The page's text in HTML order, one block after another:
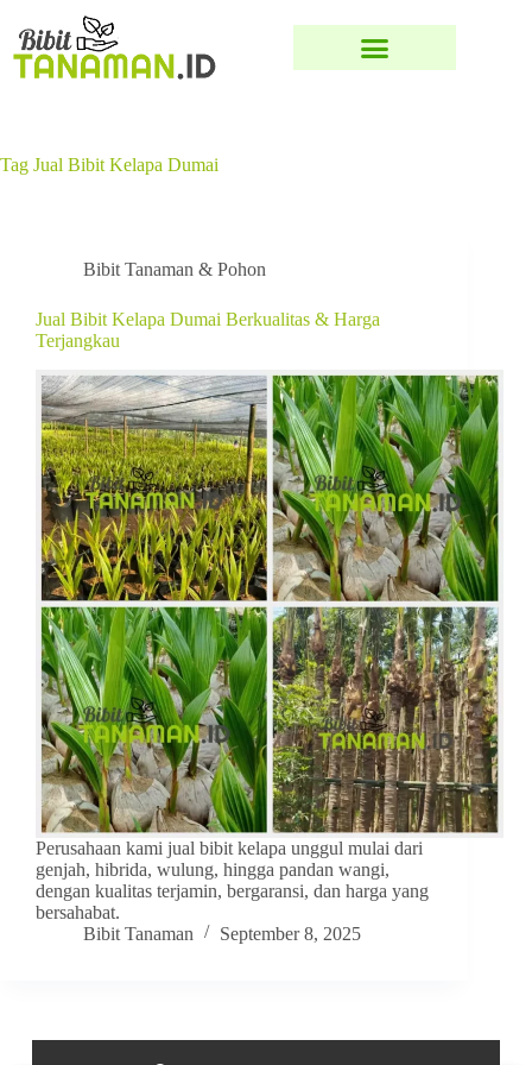
Tag Jual Bibit Kelapa Dumai
Bibit Tanaman & Pohon
Jual Bibit Kelapa Dumai Berkualitas & Harga
Terjangkau
Perusahaan kami jual bibit kelapa unggul mulai dari
genjah, hibrida, wulung, hingga pandan wangi,
dengan kualitas terjamin, bergaransi, dan harga yang
bersahabat.
Bibit Tanaman
September 8, 2025